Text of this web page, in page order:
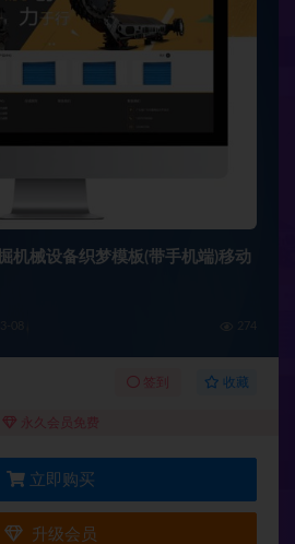
机械设备织梦模板(带手机端)移动
签到 收藏
永久会员免费
立即购买
升级会员